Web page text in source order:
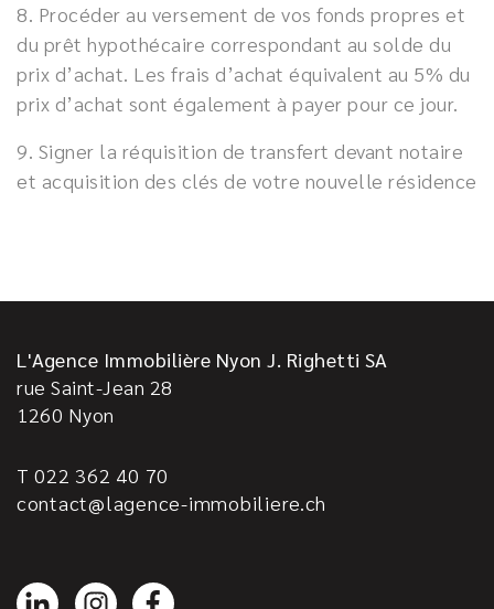
8. Procéder au versement de vos fonds propres et
du prêt hypothécaire correspondant au solde du
prix d’achat. Les frais d’achat équivalent au 5% du
prix d’achat sont également à payer pour ce jour.
9. Signer la réquisition de transfert devant notaire
et acquisition des clés de votre nouvelle résidence
L'Agence Immobilière Nyon J. Righetti SA
rue Saint-Jean 28
1260 Nyon
T 022 362 40 70
contact@lagence-immobiliere.ch